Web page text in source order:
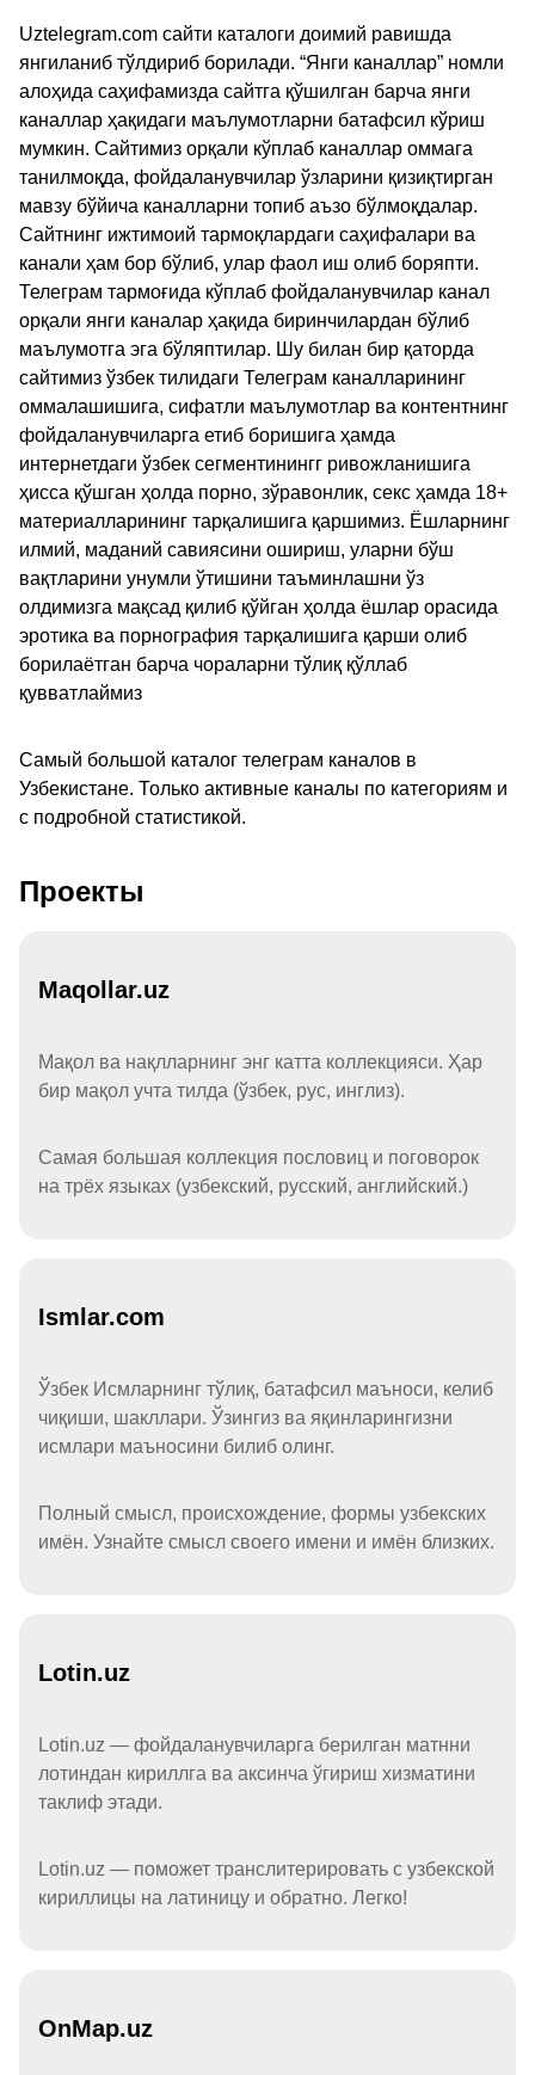
Uztelegram.com сайти каталоги доимий равишда
янгиланиб тўлдириб борилади. “Янги каналлар” номли
алоҳида саҳифамизда сайтга қўшилган барча янги
каналлар ҳақидаги маълумотларни батафсил кўриш
мумкин. Сайтимиз орқали кўплаб каналлар оммага
танилмоқда, фойдаланувчилар ўзларини қизиқтирган
мавзу бўйича каналларни топиб аъзо бўлмоқдалар.
Сайтнинг ижтимоий тармоқлардаги саҳифалари ва
канали ҳам бор бўлиб, улар фаол иш олиб боряпти.
Телеграм тармоғида кўплаб фойдаланувчилар канал
орқали янги каналар ҳақида биринчилардан бўлиб
маълумотга эга бўляптилар. Шу билан бир қаторда
сайтимиз ўзбек тилидаги Телеграм каналларининг
оммалашишига, сифатли маълумотлар ва контентнинг
фойдаланувчиларга етиб боришига ҳамда
интернетдаги ўзбек сегментинингг ривожланишига
ҳисса қўшган ҳолда порно, зўравонлик, секс ҳамда 18+
материалларининг тарқалишига қаршимиз. Ёшларнинг
илмий, маданий савиясини ошириш, уларни бўш
вақтларини унумли ўтишини таъминлашни ўз
олдимизга мақсад қилиб қўйган ҳолда ёшлар орасида
эротика ва порнография тарқалишига қарши олиб
борилаётган барча чораларни тўлиқ қўллаб
қувватлаймиз
Самый большой каталог телеграм каналов в
Узбекистане. Только активные каналы по категориям и
с подробной статистикой.
Проекты
Maqollar.uz
Мақол ва нақлларнинг энг катта коллекцияси. Ҳар
бир мақол учта тилда (ўзбек, рус, инглиз).
Самая большая коллекция пословиц и поговорок
на трёх языках (узбекский, русский, английский.)
Ismlar.com
Ўзбек Исмларнинг тўлиқ, батафсил маъноси, келиб
чиқиши, шакллари. Ўзингиз ва яқинларингизни
исмлари маъносини билиб олинг.
Полный смысл, происхождение, формы узбекских
имён. Узнайте смысл своего имени и имён близких.
Lotin.uz
Lotin.uz — фойдаланувчиларга берилган матнни
лотиндан кириллга ва аксинча ўгириш хизматини
таклиф этади.
Lotin.uz — поможет транслитерировать с узбекской
кириллицы на латиницу и обратно. Легко!
OnMap.uz